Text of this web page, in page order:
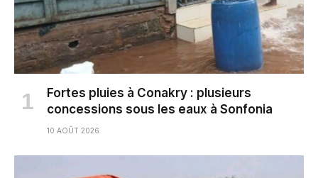
Fortes pluies à Conakry : plusieurs
concessions sous les eaux à Sonfonia
10 AOÛT 2026